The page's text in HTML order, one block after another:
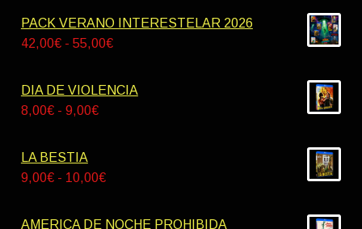
PACK VERANO INTERESTELAR 2026
42,00€ - 55,00€Rango
precios:
DIA DE VIOLENCIA
8,00€ - 9,00€Rango
desde
LA BESTIA
9,00€ - 10,00€Rango
precios:
AMERICA DE NOCHE PROHIBIDA